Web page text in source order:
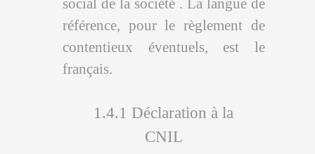
social de la société . La langue de
référence, pour le règlement de
contentieux éventuels, est le
français.
1.4.1 Déclaration à la
CNIL